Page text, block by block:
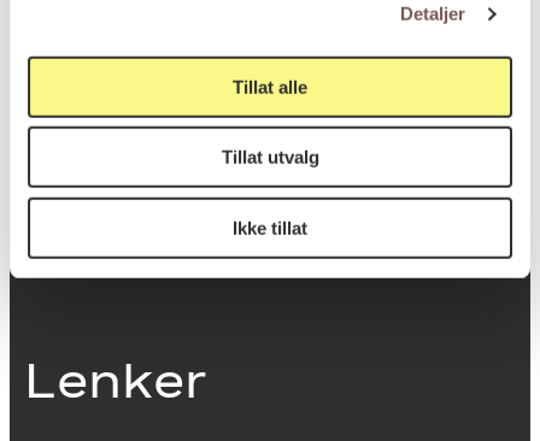
Detaljer
Tillat alle
Tillat utvalg
Ikke tillat
Viktig info
Utbetaling og fakturering
Om opphavsrett
Dokumentasjonsskjema
Last ned logo
Lenker